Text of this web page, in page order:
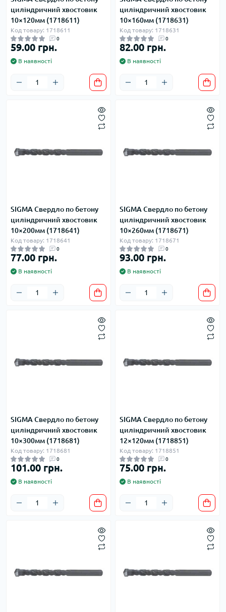
циліндричний хвостовик
10×120мм (1718611)
Код товару: 1718611
0
59.00 грн.
В наявності
циліндричний хвостовик
10×160мм (1718631)
Код товару: 1718631
0
82.00 грн.
В наявності
SIGMA Свердло по бетону
циліндричний хвостовик
10×200мм (1718641)
Код товару: 1718641
0
77.00 грн.
В наявності
SIGMA Свердло по бетону
циліндричний хвостовик
10×260мм (1718671)
Код товару: 1718671
0
93.00 грн.
В наявності
SIGMA Свердло по бетону
циліндричний хвостовик
10×300мм (1718681)
Код товару: 1718681
0
101.00 грн.
В наявності
SIGMA Свердло по бетону
циліндричний хвостовик
12×120мм (1718851)
Код товару: 1718851
0
75.00 грн.
В наявності